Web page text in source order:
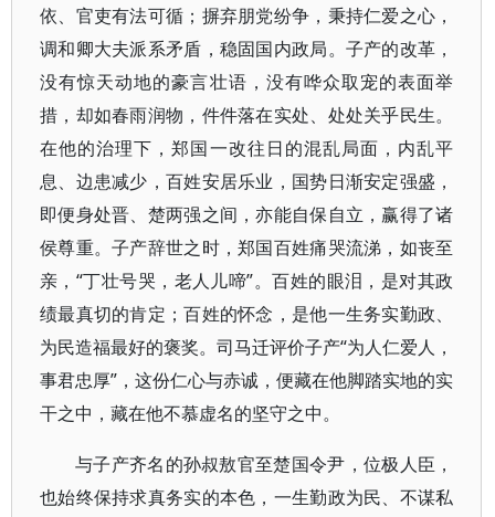
依、官吏有法可循；摒弃朋党纷争，秉持仁爱之心，
调和卿大夫派系矛盾，稳固国内政局。子产的改革，
没有惊天动地的豪言壮语，没有哗众取宠的表面举
措，却如春雨润物，件件落在实处、处处关乎民生。
在他的治理下，郑国一改往日的混乱局面，内乱平
息、边患减少，百姓安居乐业，国势日渐安定强盛，
即便身处晋、楚两强之间，亦能自保自立，赢得了诸
侯尊重。子产辞世之时，郑国百姓痛哭流涕，如丧至
亲，“丁壮号哭，老人儿啼”。百姓的眼泪，是对其政
绩最真切的肯定；百姓的怀念，是他一生务实勤政、
为民造福最好的褒奖。司马迁评价子产“为人仁爱人，
事君忠厚”，这份仁心与赤诚，便藏在他脚踏实地的实
干之中，藏在他不慕虚名的坚守之中。
与子产齐名的孙叔敖官至楚国令尹，位极人臣，
也始终保持求真务实的本色，一生勤政为民、不谋私